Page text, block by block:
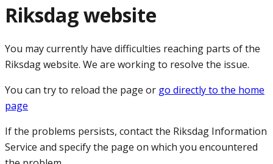
Riksdag website
You may currently have difficulties reaching parts of the
Riksdag website. We are working to resolve the issue.
You can try to reload the page or go directly to the home
page
If the problems persists, contact the Riksdag Information
Service and specify the page on which you encountered